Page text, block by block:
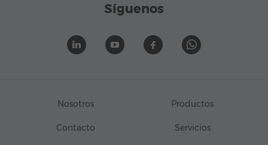
Síguenos
Nosotros Productos
Contacto Servicios